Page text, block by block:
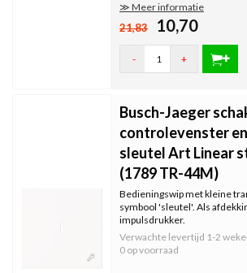
≫ Meer informatie
21,83 10,70
- +
Busch-Jaeger
controlevenster
sleutel Art Linear
(1789 TR-44M)
Bedieningswip met kleine
symbool 'sleutel'. Als
impulsdrukker.
Verwachte levertijd 1-2
0 op voorraad